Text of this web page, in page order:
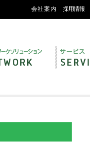
会社案内 採用情報